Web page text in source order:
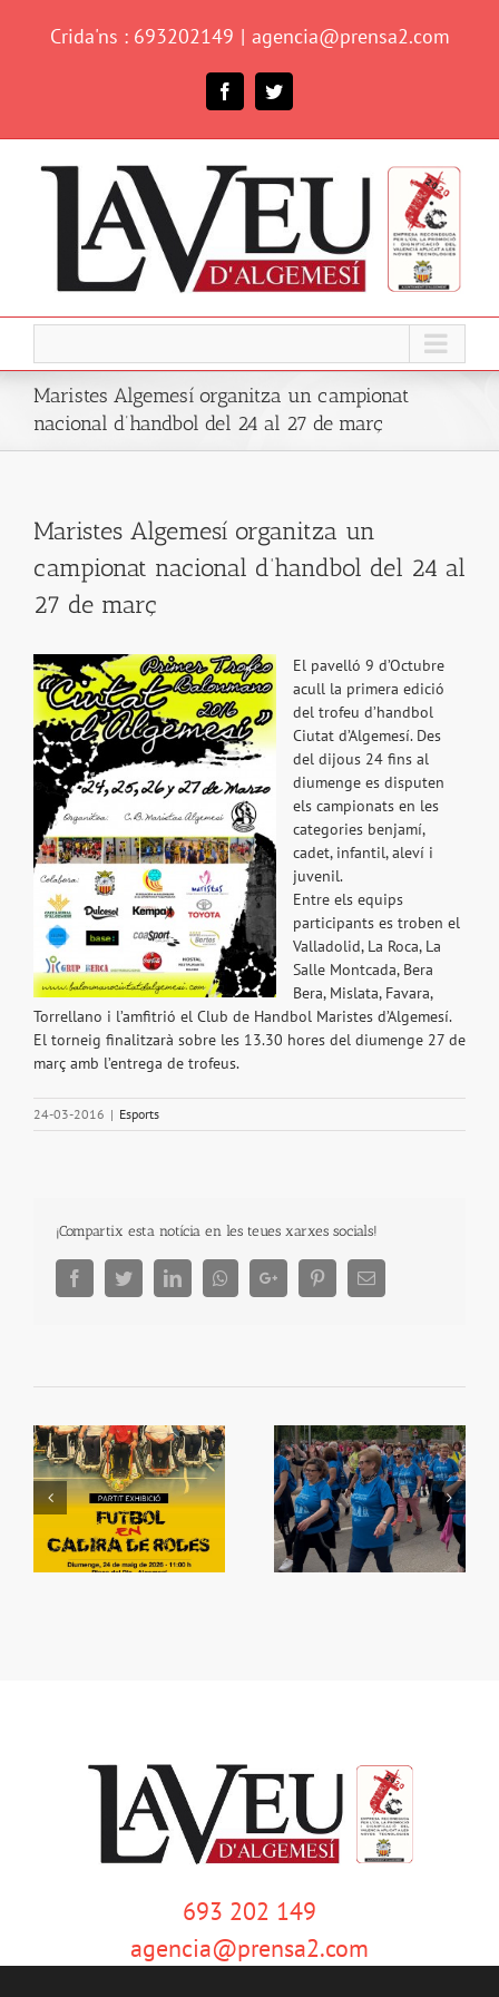
Crida'ns : 693202149 | agencia@prensa2.com
FacebookTwitter
Maristes Algemesí organitza un campionat
nacional d’handbol del 24 al 27 de març
Maristes Algemesí organitza un
campionat nacional d’handbol del 24 al
27 de març
El pavelló 9 d’Octubre
acull la primera edició
del trofeu d’handbol
Ciutat d’Algemesí. Des
del dijous 24 fins al
diumenge es disputen
els campionats en les
categories benjamí,
cadet, infantil, aleví i
juvenil.
Entre els equips
participants es troben el
Valladolid, La Roca, La
Salle Montcada, Bera
Bera, Mislata, Favara,
Torrellano i l’amfitrió el Club de Handbol Maristes d’Algemesí.
El torneig finalitzarà sobre les 13.30 hores del diumenge 27 de
març amb l’entrega de trofeus.
24-03-2016 | Esports
¡Compartix esta notícia en les teues xarxes socials!
FacebookTwitterLinkedInWhatsappGoogle+ PinterestEmail
La Ribera Camina
Què fem amb el
bàsquet?
693 202 149
agencia@prensa2.com